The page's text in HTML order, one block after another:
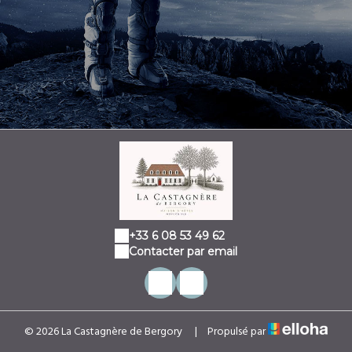
+33 6 08 53 49 62
Contacter par email
© 2026 La Castagnère de Bergory | Propulsé par